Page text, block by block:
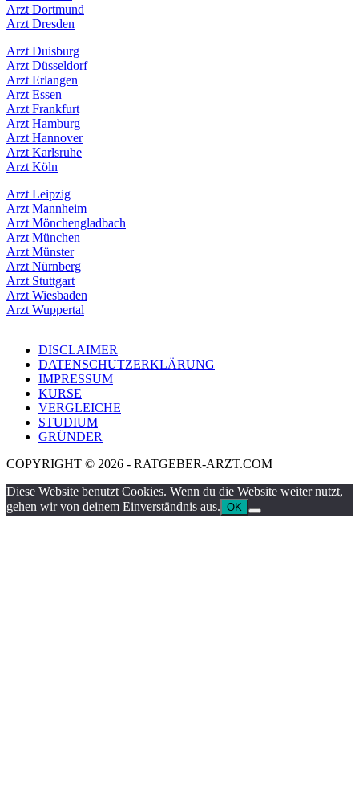
Arzt Dortmund
Arzt Dresden
Arzt Duisburg
Arzt Düsseldorf
Arzt Erlangen
Arzt Essen
Arzt Frankfurt
Arzt Hamburg
Arzt Hannover
Arzt Karlsruhe
Arzt Köln
Arzt Leipzig
Arzt Mannheim
Arzt Mönchengladbach
Arzt München
Arzt Münster
Arzt Nürnberg
Arzt Stuttgart
Arzt Wiesbaden
Arzt Wuppertal
DISCLAIMER
DATENSCHUTZERKLÄRUNG
IMPRESSUM
KURSE
VERGLEICHE
STUDIUM
GRÜNDER
COPYRIGHT © 2026 - RATGEBER-ARZT.COM
Diese Website benutzt Cookies. Wenn du die Website weiter nutzt,
gehen wir von deinem Einverständnis aus. OK